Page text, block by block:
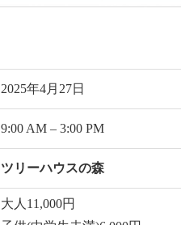
2025年4月27日
9:00 AM – 3:00 PM
ツリーハウスの森
大人11,000円